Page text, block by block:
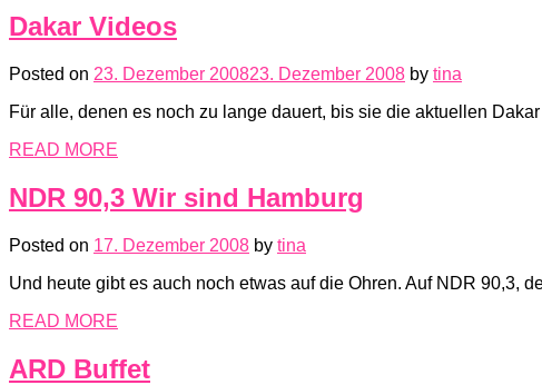
Dakar Videos
Posted on 23. Dezember 200823. Dezember 2008 by tina
Für alle, denen es noch zu lange dauert, bis sie die aktuellen
READ MORE
NDR 90,3 Wir sind Hamburg
Posted on 17. Dezember 2008 by tina
Und heute gibt es auch noch etwas auf die Ohren. Auf NDR 90,3,
READ MORE
ARD Buffet